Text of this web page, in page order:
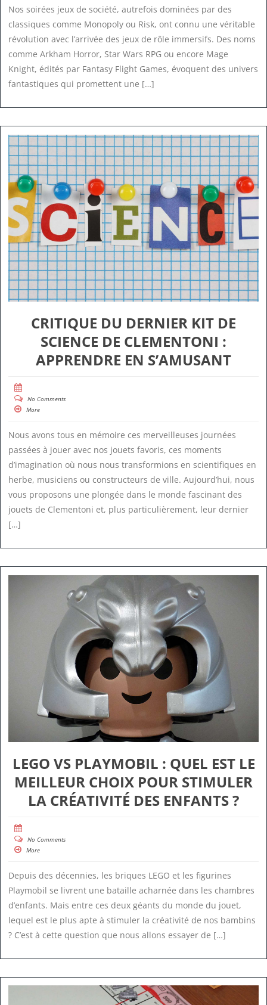
Nos soirées jeux de société, autrefois dominées par des
classiques comme Monopoly ou Risk, ont connu une véritable
révolution avec l’arrivée des jeux de rôle immersifs. Des noms
comme Arkham Horror, Star Wars RPG ou encore Mage
Knight, édités par Fantasy Flight Games, évoquent des univers
fantastiques qui promettent une […]
CRITIQUE DU DERNIER KIT DE
SCIENCE DE CLEMENTONI :
APPRENDRE EN S’AMUSANT
No Comments
More
Nous avons tous en mémoire ces merveilleuses journées
passées à jouer avec nos jouets favoris, ces moments
d’imagination où nous nous transformions en scientifiques en
herbe, musiciens ou constructeurs de ville. Aujourd’hui, nous
vous proposons une plongée dans le monde fascinant des
jouets de Clementoni et, plus particulièrement, leur dernier
[…]
LEGO VS PLAYMOBIL : QUEL EST LE
MEILLEUR CHOIX POUR STIMULER
LA CRÉATIVITÉ DES ENFANTS ?
No Comments
More
Depuis des décennies, les briques LEGO et les figurines
Playmobil se livrent une bataille acharnée dans les chambres
d’enfants. Mais entre ces deux géants du monde du jouet,
lequel est le plus apte à stimuler la créativité de nos bambins
? C’est à cette question que nous allons essayer de […]